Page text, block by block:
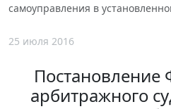
самоуправления в
25 июля 2016
Постановление
арбитражного